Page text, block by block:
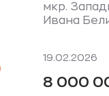
мкр.
Ивана
19.02.2026
8 000